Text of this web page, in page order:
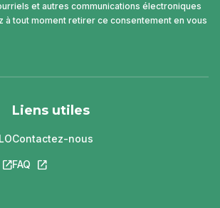
et autres communications électroniques
à tout moment retirer ce consentement en vous
Ce lien s'ouvrira dans un nouvel onglet.
dans un nouvel onglet.
Liens utiles
Contactez-nous
FAQ Ce lien s'ouvrira dans un nouvel